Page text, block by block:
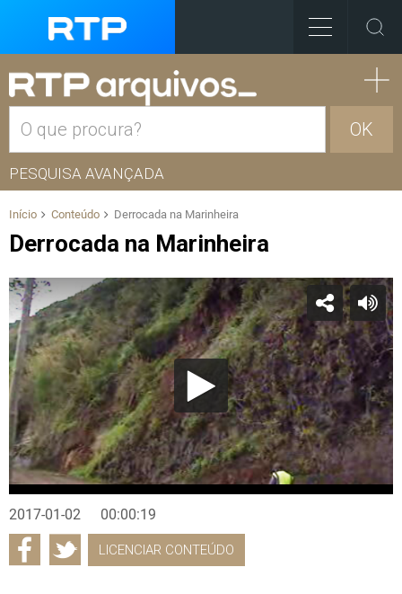
OK
PESQUISA AVANÇADA
Início Conteúdo Derrocada na Marinheira
Derrocada na Marinheira
2017-01-02 00:00:19
LICENCIAR CONTEÚDO